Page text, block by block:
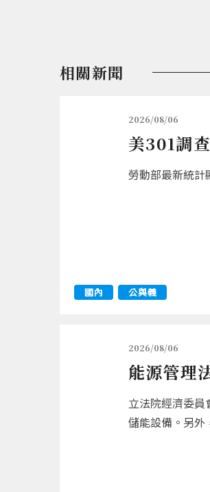
相關新聞
2026/08/06
美301調
勞動部最新統計
國內 公與義
2026/08/06
能源管理
立法院經濟委
儲能設備。另外